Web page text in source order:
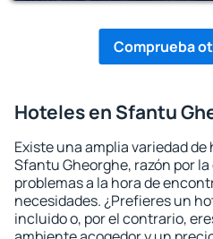
Comprueba
Hoteles en Sfantu
Existe una amplia variedad
Sfantu Gheorghe, razón por
problemas a la hora de
necesidades. ¿Prefieres un
incluido o, por el contrario,